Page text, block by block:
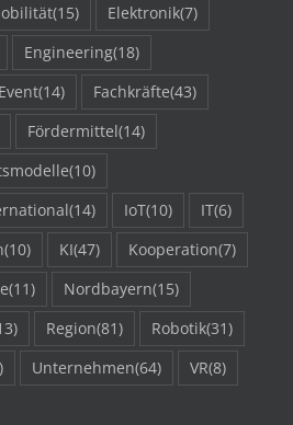
(15) Elektronik(7)
Engineering(18)
Event(14) Fachkräfte(43)
Fördermittel(14)
(10)
(14) IoT(10) IT(6)
(10) KI(47) Kooperation(7)
(11) Nordbayern(15)
Region(81) Robotik(31)
Unternehmen(64) VR(8)